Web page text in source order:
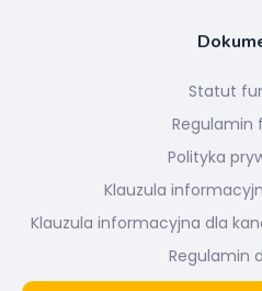
Statut
Regulamin
Polityka
Klauzula
Klauzula informacyjna dla
Regulamin